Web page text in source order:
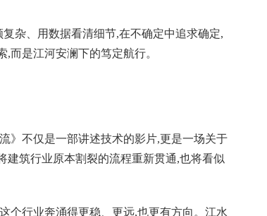
杂、用数据看清细节,在不确定中追求确定,
而是江河安澜下的笃定航行。
》不仅是一部讲述技术的影片,更是一场关于
建筑行业原本割裂的流程重新贯通,也将看似
个行业奔涌得更稳、更远,也更有方向。江水